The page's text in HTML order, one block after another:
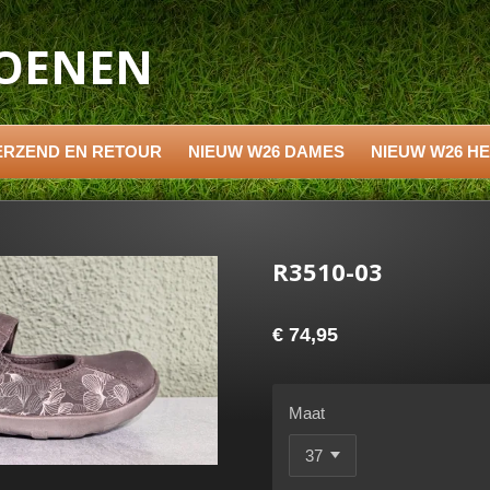
EN RETOUR NIEUW W26 DAMES NIEUW W26
R3510-03
€ 74,95
Maat